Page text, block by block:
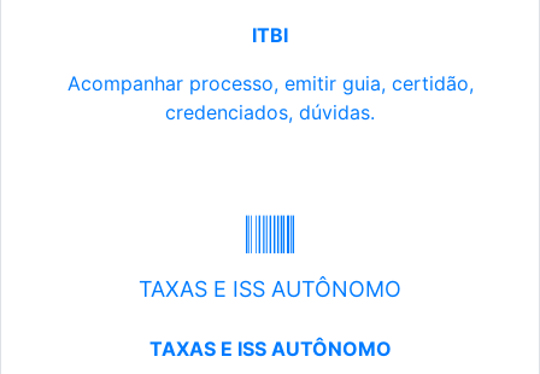
ITBI
Acompanhar processo, emitir guia, certidão,
credenciados, dúvidas.
TAXAS E ISS AUTÔNOMO
TAXAS E ISS AUTÔNOMO